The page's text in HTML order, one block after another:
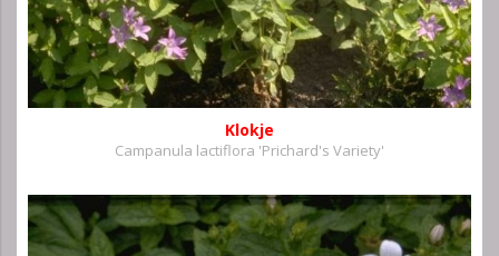
Klokje
Campanula lactiflora 'Prichard's Variety'